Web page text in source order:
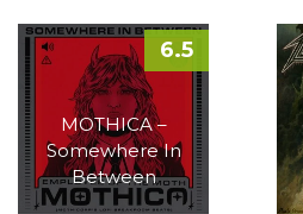
MOTHICA –
Somewhere In
Between
6.5